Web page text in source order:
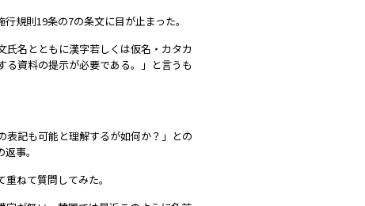
規則19条の7の条文に目が止まった。
名とともに漢字若しくは仮名・カタカ
資料の提示が必要である。」と言うも
表記も可能と理解するが如何か？」との
事。
ねて質問してみた。